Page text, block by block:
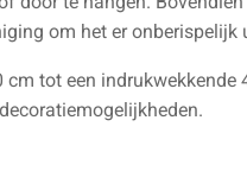
om het er onberispelijk
tot een indrukwekkende